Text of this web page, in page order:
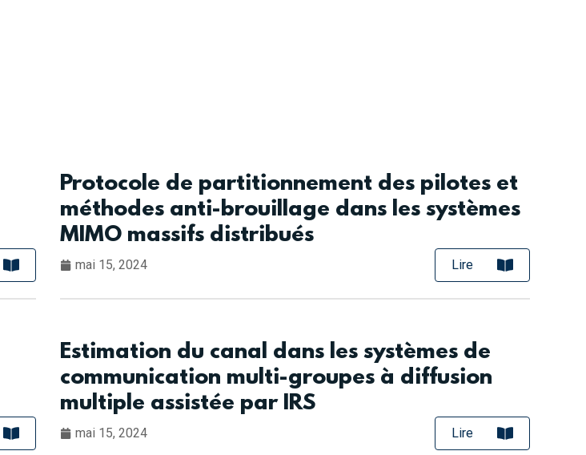
Protocole de partitionnement des pilotes et
méthodes anti-brouillage dans les systèmes
MIMO massifs distribués
mai 15, 2024 Lire
Estimation du canal dans les systèmes de
communication multi-groupes à diffusion
multiple assistée par IRS
mai 15, 2024 Lire